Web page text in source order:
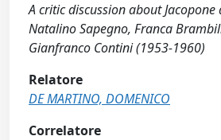
A critic discussion about
Natalino Sapegno, Franca
Gianfranco Contini (1953-1960)
Relatore
DE MARTINO, DOMENICO
Correlatore